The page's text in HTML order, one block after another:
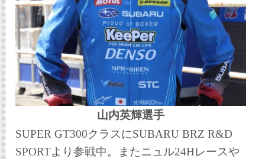
山内英輝選手
SUPER GT300クラスにSUBARU BRZ R&D
SPORTより参戦中。またニュル24Hレースや